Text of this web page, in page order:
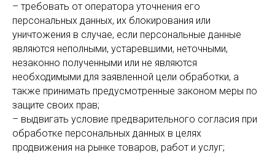
– требовать от оператора уточнения его
персональных данных, их блокирования или
уничтожения в случае, если персональные данные
являются неполными, устаревшими, неточными,
незаконно полученными или не являются
необходимыми для заявленной цели обработки, а
также принимать предусмотренные законом меры по
защите своих прав;
– выдвигать условие предварительного согласия при
обработке персональных данных в целях
продвижения на рынке товаров, работ и услуг;